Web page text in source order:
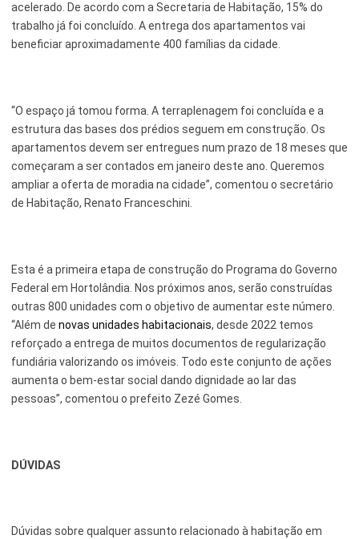
Planejamento Urbano e Gestão Estratégica
Saúde
Serviços Urbanos
Tecnologia e Inovação
acelerado. De acordo com a Secretaria de Habitação, 15% do
trabalho já foi concluído. A entrega dos apartamentos vai
beneficiar aproximadamente 400 famílias da cidade.
“O espaço já tomou forma. A terraplenagem foi concluída e a
estrutura das bases dos prédios seguem em construção. Os
apartamentos devem ser entregues num prazo de 18 meses que
começaram a ser contados em janeiro deste ano. Queremos
ampliar a oferta de moradia na cidade”, comentou o secretário
de Habitação, Renato Franceschini.
Esta é a primeira etapa de construção do Programa do Governo
Federal em Hortolândia. Nos próximos anos, serão construídas
outras 800 unidades com o objetivo de aumentar este número.
“Além de novas unidades habitacionais, desde 2022 temos
reforçado a entrega de muitos documentos de regularização
fundiária valorizando os imóveis. Todo este conjunto de ações
aumenta o bem-estar social dando dignidade ao lar das
pessoas”, comentou o prefeito Zezé Gomes.
DÚVIDAS
Dúvidas sobre qualquer assunto relacionado à habitação em